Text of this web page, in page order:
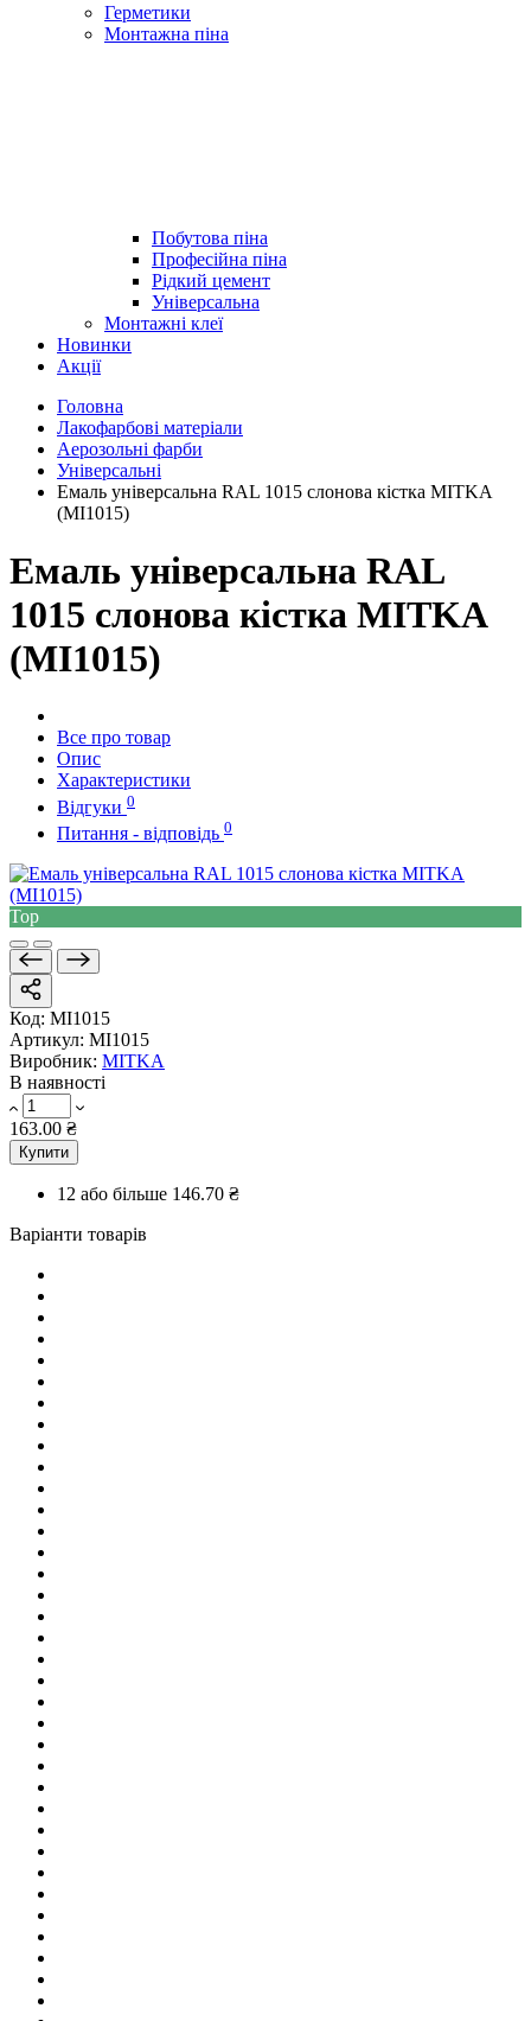
Герметики
Монтажна піна
Побутова піна
Професійна піна
Рідкий цемент
Універсальна
Монтажні клеї
Новинки
Акції
Головна
Лакофарбові матеріали
Аерозольні фарби
Універсальні
Емаль універсальна RAL 1015 слонова кістка MITKA
(MI1015)
Емаль універсальна RAL
1015 слонова кістка MITKA
(MI1015)
Все про товар
Опис
Характеристики
Відгуки 0
Питання - відповідь 0
Top
Код: MI1015
Артикул: MI1015
Виробник: MITKA
В наявності
163.00 ₴
Купити
12 або більше 146.70 ₴
Варіанти товарів